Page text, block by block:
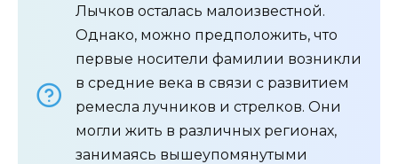
Лычков осталась малоизвестной.
Однако, можно предположить, что
первые носители фамилии возникли
в средние века в связи с развитием
ремесла лучников и стрелков. Они
могли жить в различных регионах,
занимаясь вышеупомянутыми